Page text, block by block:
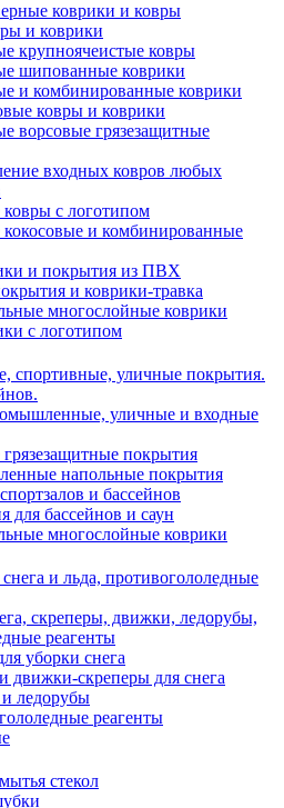
коврики и ковры
и коврики
крупноячеистые ковры
шипованные коврики
и комбинированные коврики
ковры и коврики
ворсовые грязезащитные
входных ковров любых
с логотипом
и комбинированные
и покрытия из ПВХ
и коврики-травка
многослойные коврики
с логотипом
спортивные, уличные покрытия.
уличные и входные
покрытия
напольные покрытия
и бассейнов
для бассейнов и саун
многослойные коврики
и льда, противогололедные
скреперы, движки, ледорубы,
реагенты
уборки снега
движки-скреперы для снега
ледорубы
реагенты
стекол